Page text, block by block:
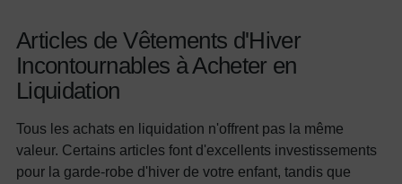
Articles de Vêtements d'Hiver
Incontournables à Acheter en
Liquidation
Tous les achats en liquidation n'offrent pas la même
valeur. Certains articles font d'excellents investissements
pour la garde-robe d'hiver de votre enfant, tandis que